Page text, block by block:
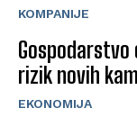
KOMPANIJE
rizik novih
EKONOMIJA